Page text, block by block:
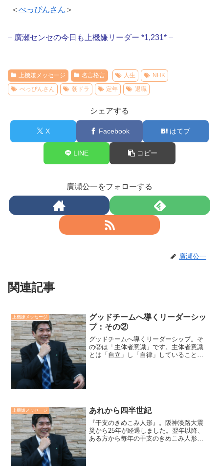
＜ べっぴんさん ＞
– 廣瀬センセの今日も上機嫌リーダー *1,231* –
上機嫌メッセージ 名言格言 人生
NHK
べっぴんさん
朝ドラ 定年 退職
シェアする
X Facebook はてブ
LINE コピー
廣瀬公一をフォローする
廣瀬公一
関連記事
上機嫌メッセージ
グッドチームへ導くリーダーシッ
プ：その②
グッドチームへ導くリーダーシップ。そ
の②は「主体者意識」です。主体者意識
とは「自立」し「自律」していることで
上機嫌メッセージ あれから四半世紀
『干支のきめこみ人形』。阪神淡路大震
災から25年が経過しました。翌年以降、
ある方から毎年の干支のきめこみ人形を